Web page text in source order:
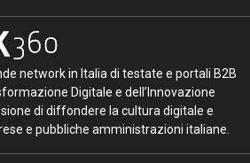
network in Italia di testate e portali B2B
Digitale e dell’Innovazione
di diffondere la cultura digitale e
e pubbliche amministrazioni italiane.